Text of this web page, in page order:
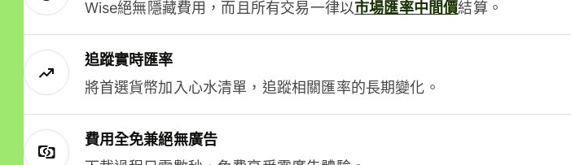
Wise絕無隱藏費用，而且所有交易一律以市場匯率中間價結算。
追蹤實時匯率
將首選貨幣加入心水清單，追蹤相關匯率的長期變化。
費用全免兼絕無廣告